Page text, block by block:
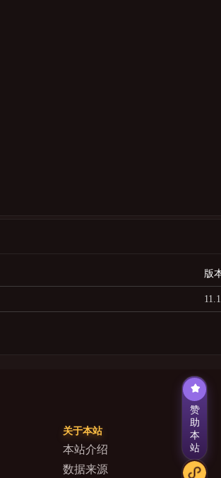
版
关于本站
本站介绍
数据来源
赞
助
本
站